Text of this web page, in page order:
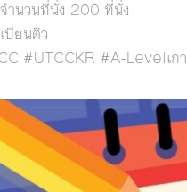
ำนวนที่นั่ง 200 ที่นั่ง
บียนติว
#UTCCKR #A-Levelเก